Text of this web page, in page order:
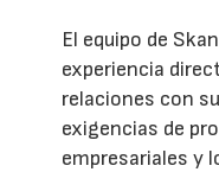
El equipo de
experiencia
relaciones con
exigencias de
empresariales y